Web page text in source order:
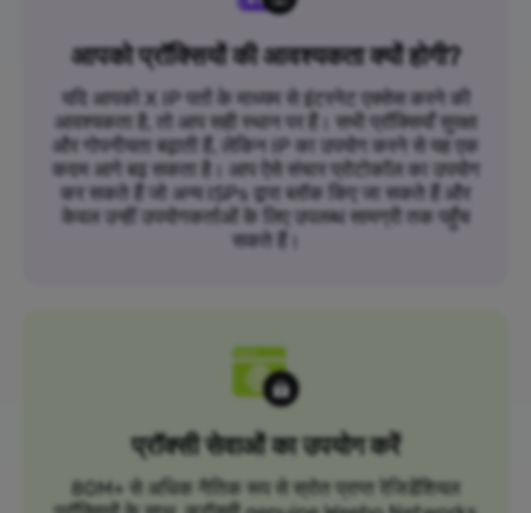
आपको प्रॉक्सियों की आवश्यकता क्यों होगी?
यदि आपको X IP पतों के माध्यम से इंटरनेट एक्सेस करने की
आवश्यकता है, तो आप सही स्थान पर हैं। सभी प्रॉक्सियाँ सुरक्षा
और गोपनीयता बढ़ाती हैं, लेकिन IP का उपयोग करने से यह एक
कदम आगे बढ़ सकता है। आप ऐसे संचार प्रोटोकॉल का उपयोग
कर सकते हैं जो अन्य ISPs द्वारा ब्लॉक किए जा सकते हैं और
केवल उन्हीं उपयोगकर्ताओं के लिए उपलब्ध सामग्री तक पहुँच
सकते हैं।
प्रॉक्सी सेवाओं का उपयोग करें
80M+ से अधिक नैतिक रूप से स्रोत प्राप्त रेजिडेंशियल